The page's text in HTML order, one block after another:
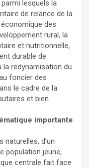
lesquels la
de relance de la
des
rural, la
et nutritionnelle,
durable de
la redynamisation du
foncier des
le cadre de la
et bien
importante
d’un
population jeune,
centrale fait face